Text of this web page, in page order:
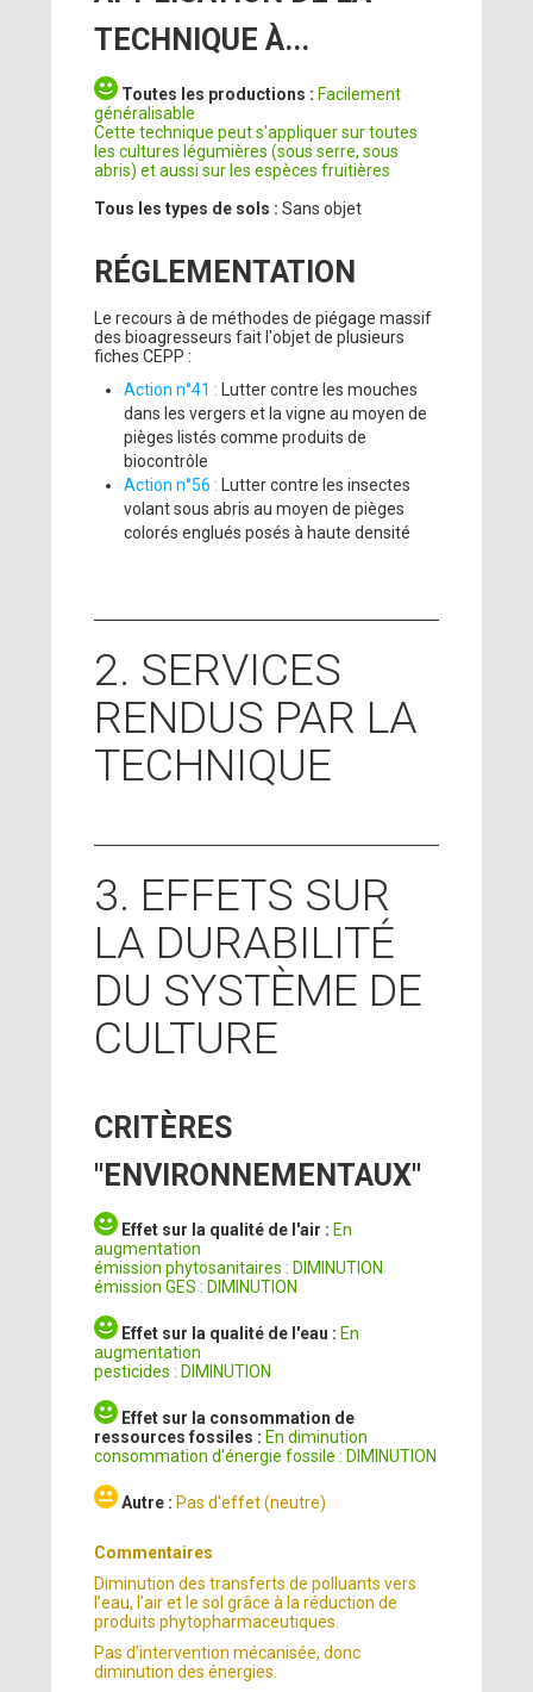
TECHNIQUE À...
Toutes les productions : Facilement
généralisable
Cette technique peut s'appliquer sur toutes
les cultures légumières (sous serre, sous
abris) et aussi sur les espèces fruitières
Tous les types de sols :Sans objet
RÉGLEMENTATION
Le recours à de méthodes de piégage massif
des bioagresseurs fait l'objet de plusieurs
fiches CEPP :
Action n°41 : Lutter contre les mouches
dans les vergers et la vigne au moyen de
pièges listés comme produits de
biocontrôle
Action n°56 : Lutter contre les insectes
volant sous abris au moyen de pièges
colorés englués posés à haute densité
2. SERVICES
RENDUS PAR LA
TECHNIQUE
3. EFFETS SUR
LA DURABILITÉ
DU SYSTÈME DE
CULTURE
CRITÈRES
"ENVIRONNEMENTAUX"
Effet sur la qualité de l'air : En
augmentation
émission phytosanitaires : DIMINUTION
émission GES : DIMINUTION
Effet sur la qualité de l'eau : En
augmentation
pesticides : DIMINUTION
Effet sur la consommation de
ressources fossiles : En diminution
consommation d'énergie fossile : DIMINUTION
Autre : Pas d'effet (neutre)
Commentaires
Diminution des transferts de polluants vers
l’eau, l’air et le sol grâce à la réduction de
produits phytopharmaceutiques.
Pas d’intervention mécanisée, donc
diminution des énergies.